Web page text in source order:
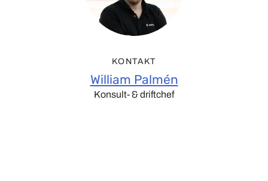
KONTAKT
William Palmén
Konsult- & driftchef